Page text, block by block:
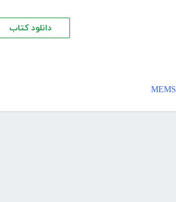
دانلود کتاب
MEMS